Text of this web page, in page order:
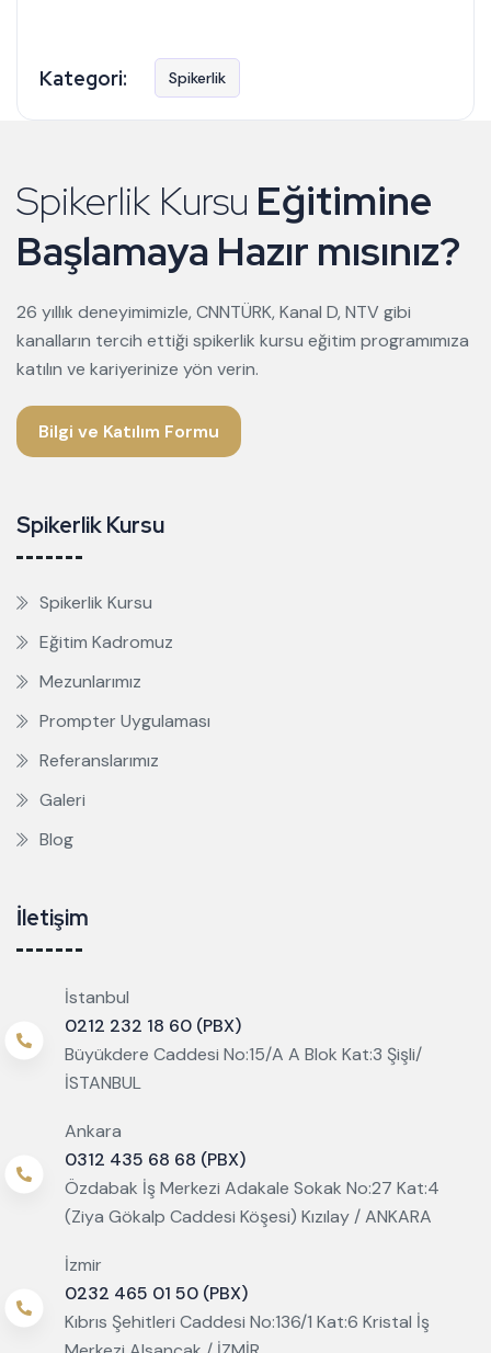
Kategori: Spikerlik
Spikerlik Kursu Eğitimine
Başlamaya Hazır mısınız?
26 yıllık deneyimimizle, CNNTÜRK, Kanal D, NTV gibi
kanalların tercih ettiği spikerlik kursu eğitim programımıza
katılın ve kariyerinize yön verin.
Bilgi ve Katılım Formu
Spikerlik Kursu
Spikerlik Kursu
Eğitim Kadromuz
Mezunlarımız
Prompter Uygulaması
Referanslarımız
Galeri
Blog
İletişim
İstanbul
0212 232 18 60 (PBX)
Büyükdere Caddesi No:15/A A Blok Kat:3 Şişli/
İSTANBUL
Ankara
0312 435 68 68 (PBX)
Özdabak İş Merkezi Adakale Sokak No:27 Kat:4
(Ziya Gökalp Caddesi Köşesi) Kızılay / ANKARA
İzmir
0232 465 01 50 (PBX)
Kıbrıs Şehitleri Caddesi No:136/1 Kat:6 Kristal İş